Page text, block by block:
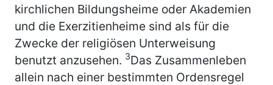
kirchlichen Bildungsheime oder Akademien
und die Exerzitienheime sind als für die
Zwecke der religiösen Unterweisung
benutzt anzusehen. 3Das Zusammenleben
allein nach einer bestimmten Ordensregel